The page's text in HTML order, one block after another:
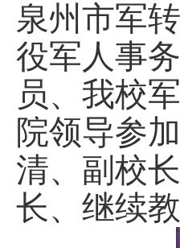
泉州市军
役军人事
员、我校
院领导参
清、副校
长、继续